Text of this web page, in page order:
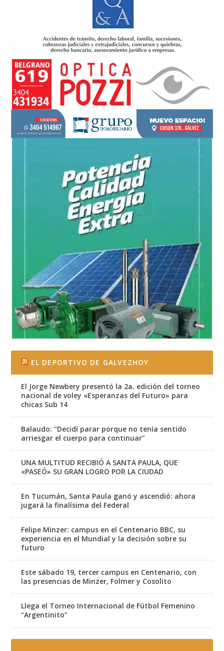
EL DEPORTIVO DE GALVEZHOY
El Jorge Newbery presentó la 2a. edición del torneo
nacional de voley «Esperanzas del Futuro» para
chicas Sub 14
Balaudo: “Decidí parar porque no tenía sentido
arriesgar el cuerpo para continuar”
UNA MULTITUD RECIBIÓ A SANTA PAULA, QUE
«PASEÓ» SU GRAN LOGRO POR LA CIUDAD
En Tucumán, Santa Paula ganó y ascendió: ahora
jugará la finalísima del Federal
Felipe Minzer: campus en el Centenario BBC, su
experiencia en el Mundial y la decisión sobre su
futuro
Este sábado 19, tercer campus en Centenario, con
las presencias de Minzer, Folmer y Cosolito
Llega el Torneo Internacional de Fútbol Femenino
“Argentinito”